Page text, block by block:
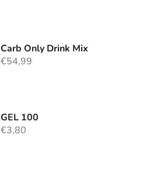
Carb Only Drink Mix
€54,99
GEL 100
€3,80